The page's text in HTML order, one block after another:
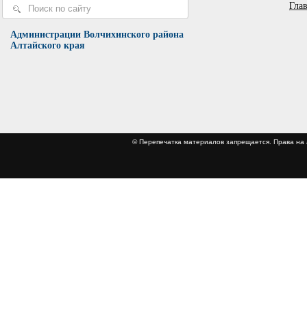
Администрации Волчихинского района
Алтайского края
© Перепечатка материалов запрещается.